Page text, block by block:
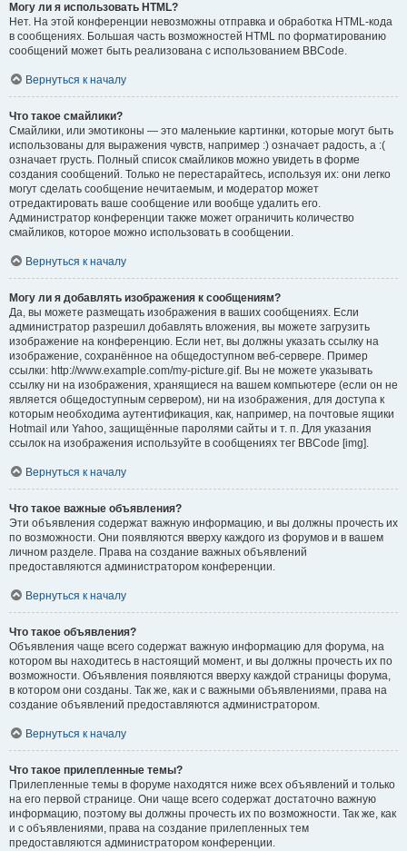
Могу ли я использовать HTML?
Нет. На этой конференции невозможны отправка и обработка HTML-кода
в сообщениях. Большая часть возможностей HTML по форматированию
сообщений может быть реализована с использованием BBCode.
Вернуться к началу
Что такое смайлики?
Смайлики, или эмотиконы — это маленькие картинки, которые могут быть
использованы для выражения чувств, например :) означает радость, а :(
означает грусть. Полный список смайликов можно увидеть в форме
создания сообщений. Только не перестарайтесь, используя их: они легко
могут сделать сообщение нечитаемым, и модератор может
отредактировать ваше сообщение или вообще удалить его.
Администратор конференции также может ограничить количество
смайликов, которое можно использовать в сообщении.
Вернуться к началу
Могу ли я добавлять изображения к сообщениям?
Да, вы можете размещать изображения в ваших сообщениях. Если
администратор разрешил добавлять вложения, вы можете загрузить
изображение на конференцию. Если нет, вы должны указать ссылку на
изображение, сохранённое на общедоступном веб-сервере. Пример
ссылки: http://www.example.com/my-picture.gif. Вы не можете указывать
ссылку ни на изображения, хранящиеся на вашем компьютере (если он не
является общедоступным сервером), ни на изображения, для доступа к
которым необходима аутентификация, как, например, на почтовые ящики
Hotmail или Yahoo, защищённые паролями сайты и т. п. Для указания
ссылок на изображения используйте в сообщениях тег BBCode [img].
Вернуться к началу
Что такое важные объявления?
Эти объявления содержат важную информацию, и вы должны прочесть их
по возможности. Они появляются вверху каждого из форумов и в вашем
личном разделе. Права на создание важных объявлений
предоставляются администратором конференции.
Вернуться к началу
Что такое объявления?
Объявления чаще всего содержат важную информацию для форума, на
котором вы находитесь в настоящий момент, и вы должны прочесть их по
возможности. Объявления появляются вверху каждой страницы форума,
в котором они созданы. Так же, как и с важными объявлениями, права на
создание объявлений предоставляются администратором.
Вернуться к началу
Что такое прилепленные темы?
Прилепленные темы в форуме находятся ниже всех объявлений и только
на его первой странице. Они чаще всего содержат достаточно важную
информацию, поэтому вы должны прочесть их по возможности. Так же, как
и с объявлениями, права на создание прилепленных тем
предоставляются администратором конференции.